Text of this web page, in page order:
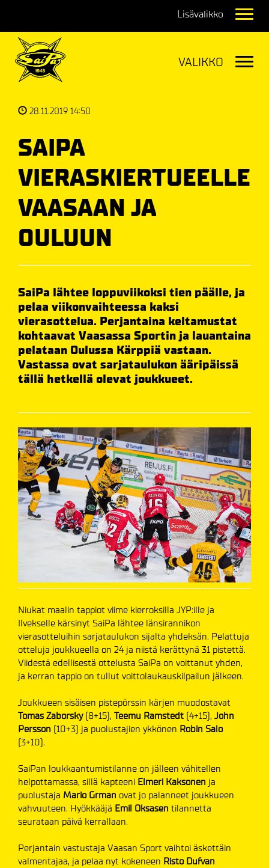
28.11.2019 14:50
SAIPA
VIERASKIERTUEELLE
VAASAAN JA
OULUUN
SaiPa lähtee loppuviikoksi tien päälle, ja
pelaa viikonvaihteessa kaksi
vierasottelua. Perjantaina keltamustat
kohtaavat Vaasassa Sportin ja lauantaina
pelataan Oulussa Kärppiä vastaan.
Vastassa ovat sarjataulukon ääripäissä
tällä hetkellä olevat joukkueet.
Niukat maalin tappiot viime kierroksilla JYP:ille ja
Ilvekselle kärsinyt SaiPa lähtee länsirannikon
vierasotteluihin sarjataulukon sijalta yhdeksän. Pelattuja
otteluja joukkueella on 24 ja niistä kerättynä 31 pistettä.
Viidestä edellisestä ottelusta SaiPa on voittanut yhden,
ja kerran tappio on tullut voittolaukauskilpailun jälkeen.
Joukkueen sisäisen pistepörssin kärjen muodostavat
Tomas Zaborsky(8+15), Teemu Ramstedt (4+15), John
Persson (10+3) ja puolustajien ykkönen Robin Salo
(3+10).
SaiPan loukkaantumistilanne on jälleen vähitellen
helpottamassa, sillä kapteeni Elmeri Kaksonen ja
puolustaja Mario Grman ovat jo palanneet joukkueen
vahvuuteen. Hyökkääjä Emil Oksasen tilannetta
seurataan päivä kerrallaan.
Perjantain vastustaja Vaasan Sport vaihtoi äskettäin
valmentajaa, ja pelaa nyt kokeneen Risto Dufvan